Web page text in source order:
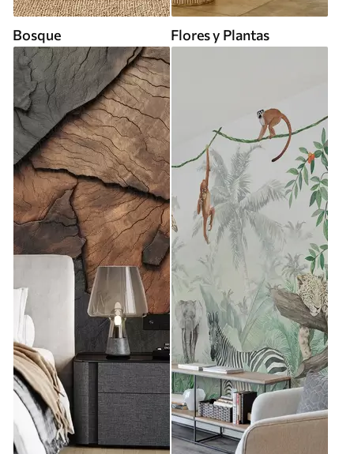
Bosque Flores y Plantas